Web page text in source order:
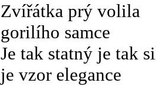
Zvířátka prý volila
gorilího samce
Je tak statný je tak
je vzor elegance